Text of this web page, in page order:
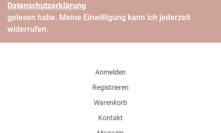
Daten­schutz­erklärung
gelesen habe. Meine Einwilligung kann ich jederzeit
widerrufen.
Anmelden
Registrieren
Warenkorb
Kontakt